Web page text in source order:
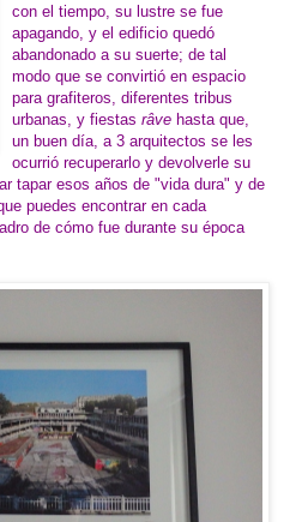
con el tiempo, su lustre se fue
apagando, y el edificio quedó
abandonado a su suerte; de tal
modo que se convirtió en espacio
para grafiteros, diferentes tribus
urbanas, y fiestasrâve hasta que,
un buen día, a 3 arquitectos se les
ocurrió recuperarlo y devolverle su
tapar esos años de "vida dura" y de
puedes encontrar en cada
de cómo fue durante su época